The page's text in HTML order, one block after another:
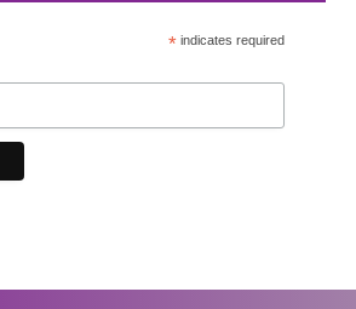
*indicates required